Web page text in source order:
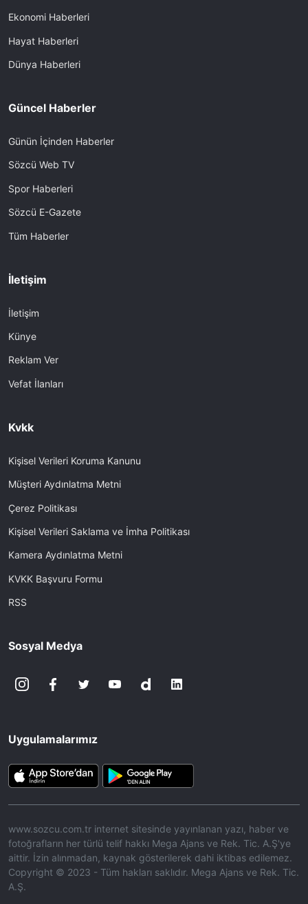
Ekonomi Haberleri
Hayat Haberleri
Dünya Haberleri
Güncel Haberler
Günün İçinden Haberler
Sözcü Web TV
Spor Haberleri
Sözcü E-Gazete
Tüm Haberler
İletişim
İletişim
Künye
Reklam Ver
Vefat İlanları
Kvkk
Kişisel Verileri Koruma Kanunu
Müşteri Aydınlatma Metni
Çerez Politikası
Kişisel Verileri Saklama ve İmha Politikası
Kamera Aydınlatma Metni
KVKK Başvuru Formu
RSS
Sosyal Medya
Uygulamalarımız
www.sozcu.com.tr internet sitesinde yayınlanan yazı, haber ve
fotoğrafların her türlü telif hakkı Mega Ajans ve Rek. Tic. A.Ş'ye
aittir. İzin alınmadan, kaynak gösterilerek dahi iktibas edilemez.
Copyright © 2023 - Tüm hakları saklıdır. Mega Ajans ve Rek. Tic.
A.Ş.